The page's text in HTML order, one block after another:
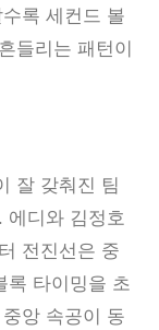
록 세컨드 볼
들리는 패턴이
잘 갖춰진 팀
에디와 김정호
전진선은 중
록 타이밍을 초
앙 속공이 동